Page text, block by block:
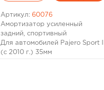
Артикул: 60076
Амортизатор усиленный
задний, спортивный
Для автомобилей Pajero Sport II
(с 2010 г.) 35мм